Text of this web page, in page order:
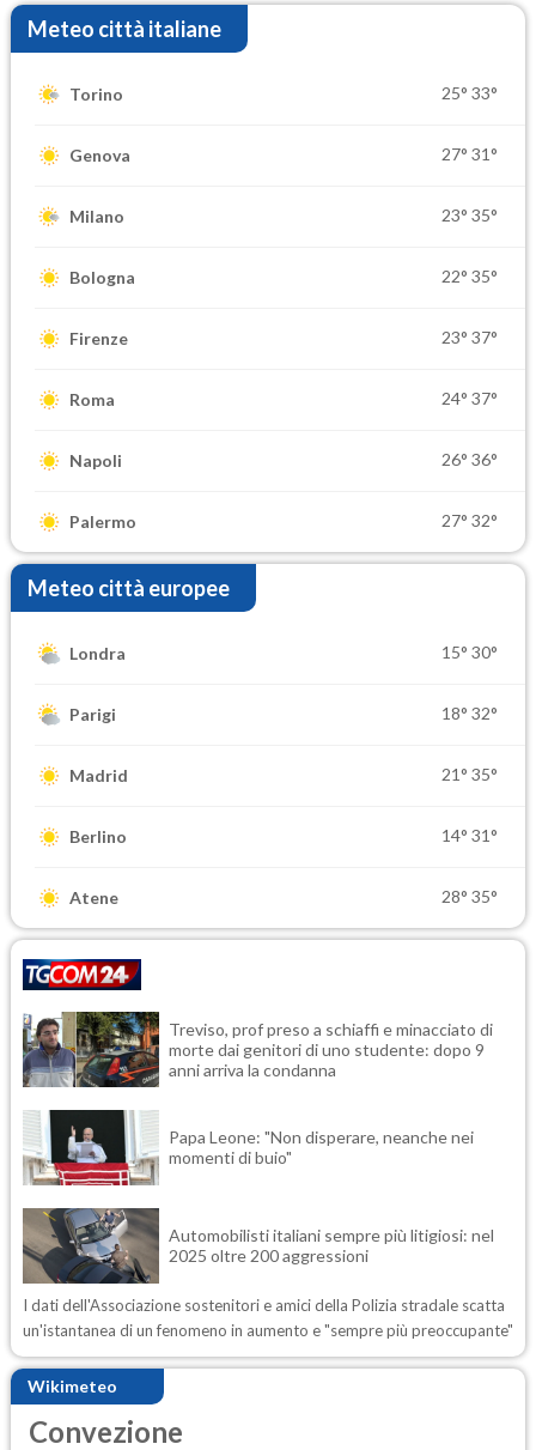
Meteo città italiane
Torino 25° 33°
Genova 27° 31°
Milano 23° 35°
Bologna 22° 35°
Firenze 23° 37°
Roma 24° 37°
Napoli 26° 36°
Palermo 27° 32°
Meteo città europee
Londra 15° 30°
Parigi 18° 32°
Madrid 21° 35°
Berlino 14° 31°
Atene 28° 35°
Treviso, prof preso a schiaffi e minacciato di
morte dai genitori di uno studente: dopo 9
anni arriva la condanna
Papa Leone: "Non disperare, neanche nei
momenti di buio"
Automobilisti italiani sempre più litigiosi: nel
2025 oltre 200 aggressioni
I dati dell'Associazione sostenitori e amici della Polizia stradale scatta
un'istantanea di un fenomeno in aumento e "sempre più preoccupante"
Wikimeteo
Convezione